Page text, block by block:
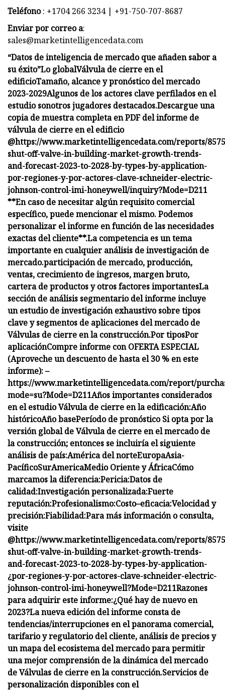
Teléfono: +1704 266 3234 | +91-750-707-8687
Enviar por correo a:
sales@marketintelligencedata.com
“Datos de inteligencia de mercado que añaden sabor a
su éxito”Lo globalVálvula de cierre en el
edificioTamaño, alcance y pronóstico del mercado
2023-2029Algunos de los actores clave perfilados en el
estudio sonotros jugadores destacados.Descargue una
copia de muestra completa en PDF del informe de
válvula de cierre en el edificio
@https://www.marketintelligencedata.com/reports/
shut-off-valve-in-building-market-growth-trends-
and-forecast-2023-to-2028-by-types-by-application-
por-regiones-y-por-actores-clave-schneider-electric-
johnson-control-imi-honeywell/inquiry?Mode=D211
**En caso de necesitar algún requisito comercial
específico, puede mencionar el mismo. Podemos
personalizar el informe en función de las necesidades
exactas del cliente**.La competencia es un tema
importante en cualquier análisis de investigación de
mercado.participación de mercado, producción,
ventas, crecimiento de ingresos, margen bruto,
cartera de productos y otros factores importantesLa
sección de análisis segmentario del informe incluye
un estudio de investigación exhaustivo sobre tipos
clave y segmentos de aplicaciones del mercado de
Válvulas de cierre en la construcción.Por tiposPor
aplicaciónCompre informe con OFERTA ESPECIAL
(Aproveche un descuento de hasta el 30 % en este
informe): –
https://www.marketintelligencedata.com/report/
mode=su?Mode=D211Años importantes considerados
en el estudio Válvula de cierre en la edificación:Año
históricoAño basePeríodo de pronósticoSi opta por la
versión global de Válvula de cierre en el mercado de
la construcción; entonces se incluiría el siguiente
análisis de país:América del norteEuropaAsia-
PacíficoSurAmericaMedio Oriente y ÁfricaCómo
marcamos la diferencia:Pericia:Datos de
calidad:Investigación personalizada:Fuerte
reputación:Profesionalismo:Costo–eficacia:Velocidad y
precisión:Fiabilidad:Para más información o consulta,
visite
@https://www.marketintelligencedata.com/reports/
shut-off-valve-in-building-market-growth-trends-
and-forecast-2023-to-2028-by-types-by-application-
¿por-regiones-y-por-actores-clave-schneider-electric-
johnson-control-imi-honeywell?Mode=D211Razones
para adquirir este informe:¿Qué hay de nuevo en
2023?La nueva edición del informe consta de
tendencias/interrupciones en el panorama comercial,
tarifario y regulatorio del cliente, análisis de precios y
un mapa del ecosistema del mercado para permitir
una mejor comprensión de la dinámica del mercado
de Válvulas de cierre en la construcción.Servicios de
personalización disponibles con el